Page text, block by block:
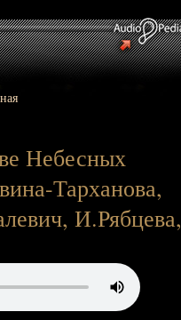
Небесных
Тарханова,
И.Рябцева,